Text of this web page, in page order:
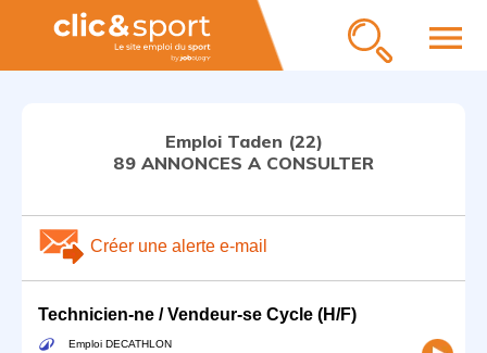
menu
Emploi Taden (22)
89 ANNONCES A CONSULTER
Créer une alerte e-mail
Technicien-ne / Vendeur-se Cycle (H/F)
Emploi DECATHLON